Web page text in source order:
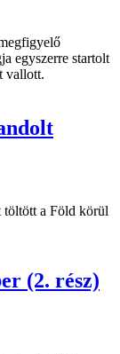
egyszerre startolt
vallott.
a Föld körül
(2. rész)